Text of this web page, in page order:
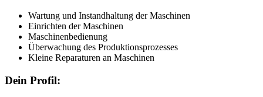
Wartung und Instandhaltung der Maschinen
Einrichten der Maschinen
Maschinenbedienung
Überwachung des Produktionsprozesses
Kleine Reparaturen an Maschinen
Dein Profil: